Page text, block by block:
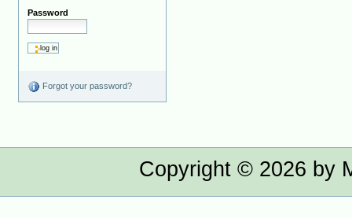
Password
Forgot your password?
Copyright © 2026 by